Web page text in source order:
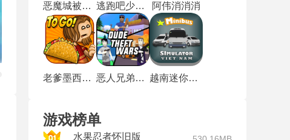
恶魔城被夺走的刻印 逃跑吧少年小米版 阿伟消消消
老爹墨西哥塔可饼店 恶人兄弟战争 越南迷你卡车模拟器
游戏榜单
水果忍者怀旧版